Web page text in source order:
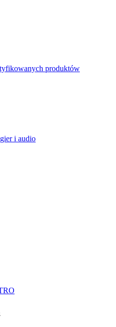
produktów
i audio